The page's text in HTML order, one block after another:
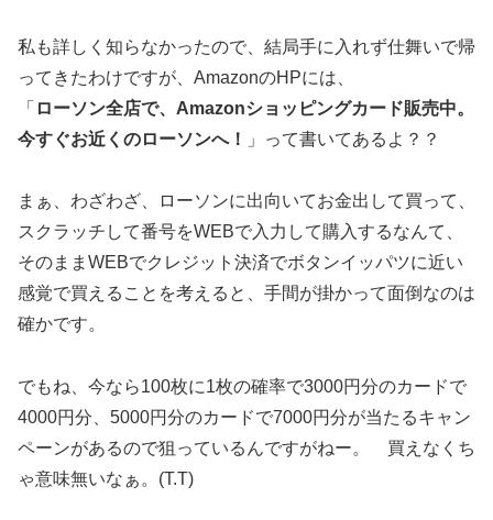
私も詳しく知らなかったので、結局手に入れず仕舞いで帰
ってきたわけですが、AmazonのHPには、
「 ローソン全店で、Amazonショッピングカード販売中。
今すぐお近くのローソンへ！
」って書いてあるよ？？
まぁ、わざわざ、ローソンに出向いてお金出して買って、
スクラッチして番号をWEBで入力して購入するなんて、
そのままWEBでクレジット決済でボタンイッパツに近い
感覚で買えることを考えると、手間が掛かって面倒なのは
確かです。
でもね、今なら100枚に1枚の確率で3000円分のカードで
4000円分、5000円分のカードで7000円分が当たるキャン
ペーンがあるので狙っているんですがねー。 買えなくち
ゃ意味無いなぁ。(T.T)